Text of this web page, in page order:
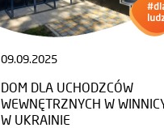
09.09.2025
DOM DLA UCHODZCÓW
WEWNĘTRZNYCH W
W UKRAINIE